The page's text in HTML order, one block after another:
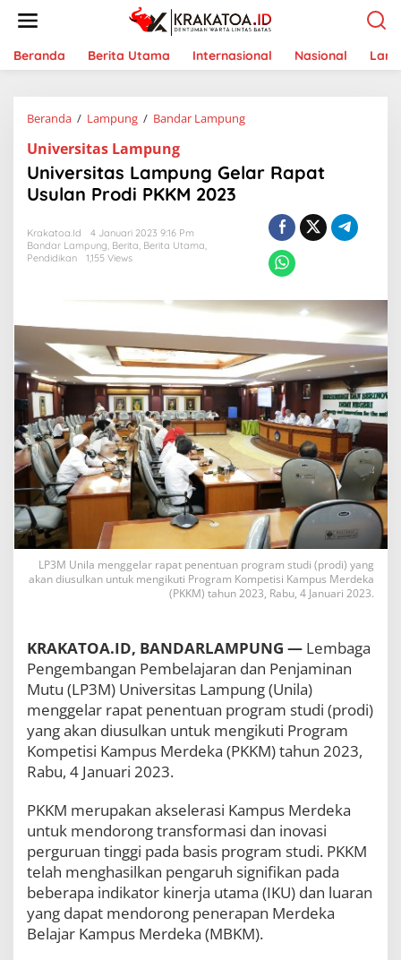
t
Beranda Berita Utama Internasional Nasional
Beranda / Lampung / Bandar Lampung
v
e
a
p
u
n
g
G
e
l
a
r
R
p
a
t
U
s
u
n
P
o
d
i
P
2
0
3
Universitas Lampung
Universitas Lampung Gelar Rapat
Usulan Prodi PKKM 2023
Krakatoa.id
4 Januari 2023 9:16 Pm
Bandar Lampung, Berita, Berita Utama,
Pendidikan
1,155 Views
LP3M Unila menggelar rapat penentuan program studi (prodi) yang
akan diusulkan untuk mengikuti Program Kompetisi Kampus Merdeka
(PKKM) tahun 2023, Rabu, 4 Januari 2023.
KRAKATOA.ID, BANDARLAMPUNG — Lembaga
Pengembangan Pembelajaran dan Penjaminan
Mutu (LP3M) Universitas Lampung (Unila)
menggelar rapat penentuan program studi (prodi)
yang akan diusulkan untuk mengikuti Program
Kompetisi Kampus Merdeka (PKKM) tahun 2023,
Rabu, 4 Januari 2023.
PKKM merupakan akselerasi Kampus Merdeka
untuk mendorong transformasi dan inovasi
perguruan tinggi pada basis program studi. PKKM
telah menghasilkan pengaruh signifikan pada
beberapa indikator kinerja utama (IKU) dan luaran
yang dapat mendorong penerapan Merdeka
Belajar Kampus Merdeka (MBKM).